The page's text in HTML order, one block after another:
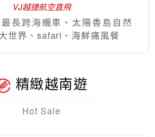
VJ越捷航空直飛
長跨海纜車、太陽香島自然
世界、safari、海鮮痛風餐
精緻越南遊
Hot Sale